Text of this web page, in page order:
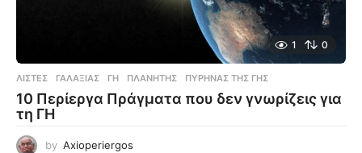
1 0
ΛΊΣΤΕΣ ΓΑΛΑΞΙΑΣ ,ΓΗ ,ΠΛΑΝΉΤΗΣ ,ΠΥΡΉΝΑΣ ΤΗΣ ΓΗΣ
10 Περίεργα Πράγματα που δεν γνωρίζεις για
τη ΓΗ
by Axioperiergos